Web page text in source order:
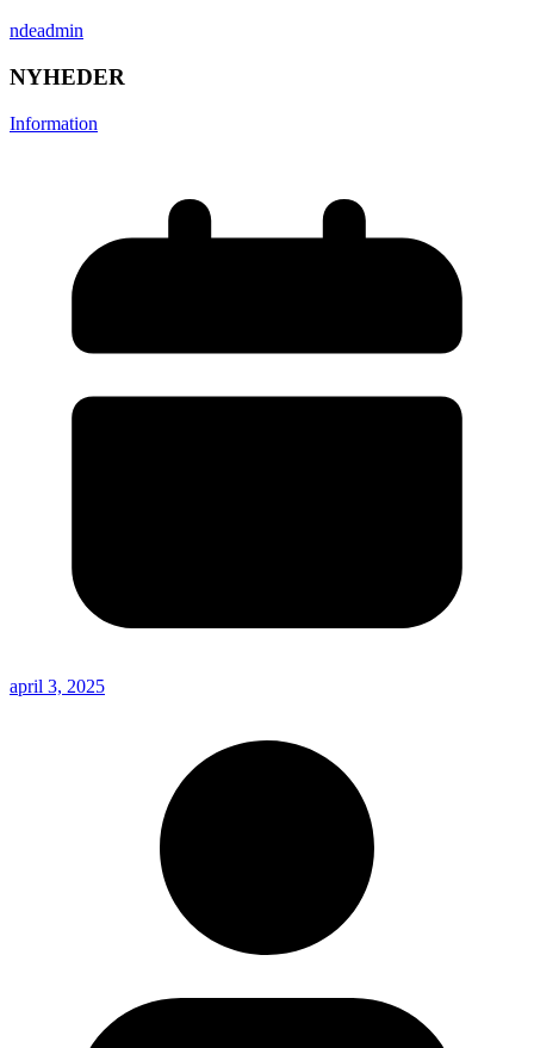
ndeadmin
NYHEDER
Information
april 3, 2025